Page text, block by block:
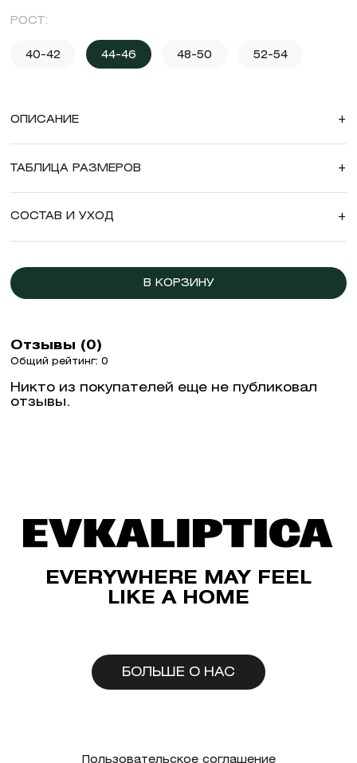
РОСТ:
40-42 44-46 48-50 52-54
ОПИСАНИЕ +
ТАБЛИЦА РАЗМЕРОВ +
СОСТАВ И УХОД +
В КОРЗИНУ
Отзывы (0)
Общий рейтинг: 0
Никто из покупателей еще не публиковал
отзывы.
EVERYWHERE MAY FEEL
LIKE A HOME
БОЛЬШЕ О НАС
Пользовательское соглашение